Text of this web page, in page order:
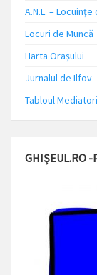
A.N.L. –
Locuri de Muncă
Harta Orașului
Jurnalul de Ilfov
Tabloul
GHIȘEUL.RO -